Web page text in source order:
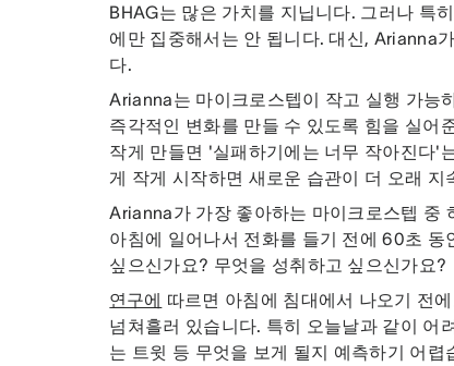
BHAG는 많은 가치를 지닙니다. 그러나 특
에만 집중해서는 안 됩니다. 대신, Arianna
다.
Arianna는 마이크로스텝이 작고 실행 가능
즉각적인 변화를 만들 수 있도록 힘을 실어
작게 만들면 '실패하기에는 너무 작아진다'
게 작게 시작하면 새로운 습관이 더 오래
Arianna가 가장 좋아하는 마이크로스텝 중
아침에 일어나서 전화를 들기 전에 60초
싶으신가요? 무엇을 성취하고 싶으신가요?
연구에 따르면 아침에 침대에서 나오기 전
넘쳐흘러 있습니다. 특히 오늘날과 같이 어
는 트윗 등 무엇을 보게 될지 예측하기 어